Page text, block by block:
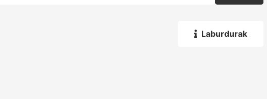
Laburdurak